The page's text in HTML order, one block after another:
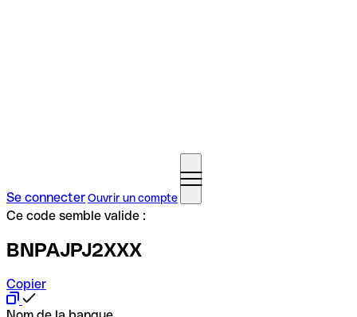
Se connecterOuvrir un compte
Ce code semble valide :
BNPAJPJ2XXX
Copier